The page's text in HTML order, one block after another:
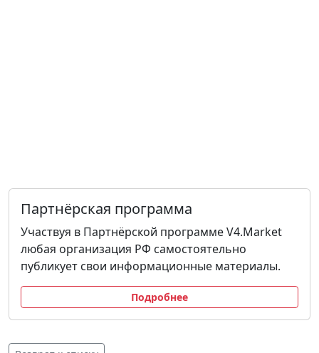
Партнёрская программа
Участвуя в Партнёрской программе V4.Market
любая организация РФ самостоятельно
публикует свои информационные материалы.
Подробнее